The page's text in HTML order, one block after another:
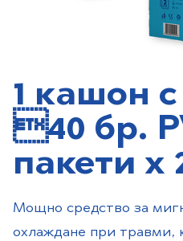
1 кaшон
40 бр.
пакети х
Мощно средство за
охлаждане при травми,